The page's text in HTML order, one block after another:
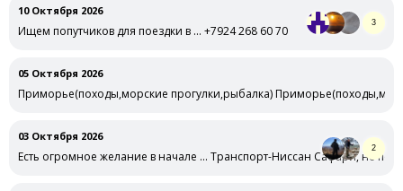
10 Октября 2026
Ищем попутчиков для поездки в … +7924 268 60 70
3
05 Октября 2026
Приморье(походы,морские прогулки,рыбалка)
03 Октября 2026
Есть огромное желание в начале … Транспорт-Ниссан Сафари, не
2